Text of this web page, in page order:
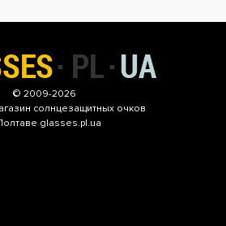
© 2009-2026
солнцезащитных очков
glasses.pl.ua